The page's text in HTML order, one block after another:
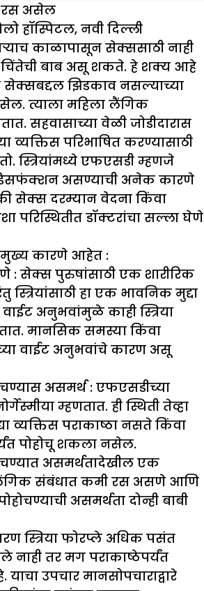
रस असेल
हॉस्पिटल, नवी दिल्ली
काळापासून सेक्ससाठी नाही
बाब असू शकते. हे शक्य आहे
सेक्सबद्दल झिडकाव नसल्याच्या
त्याला महिला लैंगिक
सहवासाच्या वेळी जोडीदारास
व्यक्तिस परिभाषित करण्यासाठी
स्त्रियांमध्ये एफएसडी म्हणजे
असण्याची अनेक कारणे
सेक्स दरम्यान वेदना किंवा
परिस्थितीत डॉक्टरांचा सल्ला घेणे
मुख्य कारणे आहेत :
: सेक्स पुरुषांसाठी एक शारीरिक
स्त्रियांसाठी हा एक भावनिक मुद्दा
अनुभवांमुळे काही स्त्रिया
मानसिक समस्या किंवा
वाईट अनुभवांचे कारण असू
असमर्थ : एफएसडीच्या
म्हणतात. ही स्थिती तेव्हा
व्यक्तिस पराकाष्ठा नसते किंवा
पोहोचू शकला नसेल.
असमर्थतादेखील एक
संबंधात कमी रस असणे आणि
असमर्थता दोन्ही बाबी
स्त्रिया फोरप्ले अधिक पसंत
नाही तर मग पराकाष्ठेपर्यंत
उपचार मानसोपचाराद्वारे